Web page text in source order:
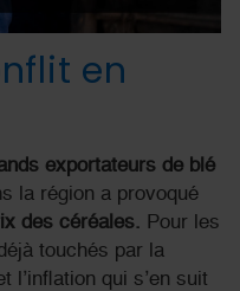
en
s exportateurs de blé
la région a provoqué
des céréales. Pour les
touchés par la
l’inflation qui s’en suit